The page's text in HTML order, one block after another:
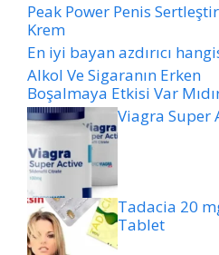
Peak Power Penis
Krem
En iyi bayan azdırıcı
Alkol Ve Sigaranın Erken
Boşalmaya Etkisi Var
Viagra Super
Tadacia 20
Tablet